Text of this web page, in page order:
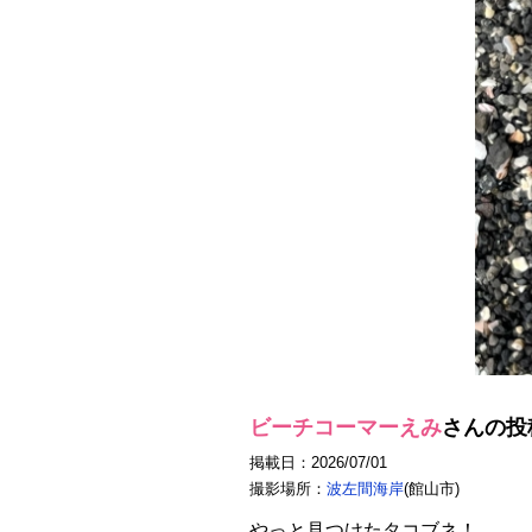
ビーチコーマーえみさんの投
掲載日：2026/07/01
撮影場所： 波左間海岸(館山市)